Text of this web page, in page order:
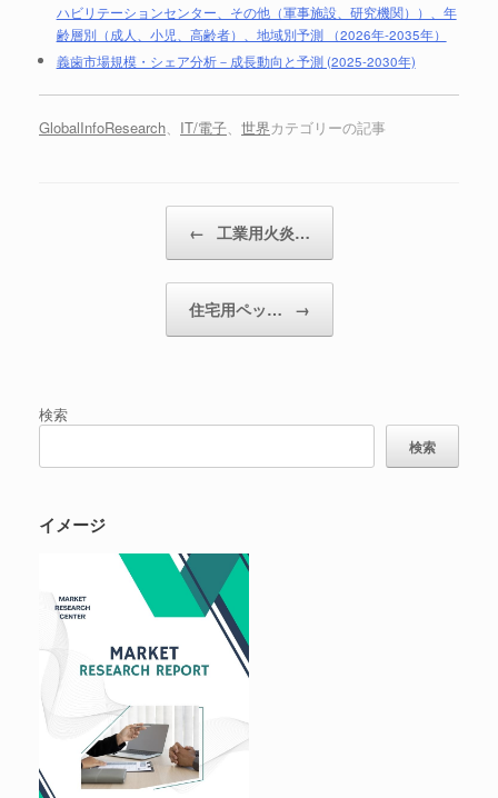
ハビリテーションセンター、その他（軍事施設、研究機関））、年
齢層別（成人、小児、高齢者）、地域別予測 （2026年-2035年）
義歯市場規模・シェア分析－成長動向と予測 (2025-2030年)
GlobalInfoResearch、 IT/電子、 世界カテゴリーの記事
← 工業用火炎…
住宅用ペッ… →
検索
検索
イメージ